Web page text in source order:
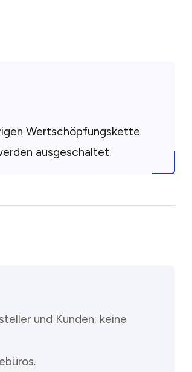
Wertschöpfungskette
ausgeschaltet.
und Kunden; keine